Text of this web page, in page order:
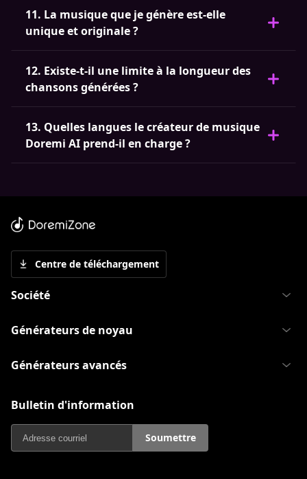
11. La musique que je génère est-elle
unique et originale ?
12. Existe-t-il une limite à la longueur des
chansons générées ?
13. Quelles langues le créateur de musique
Doremi AI prend-il en charge ?
Centre de téléchargement
Société
Générateurs de noyau
Générateurs avancés
Bulletin d'information
Soumettre